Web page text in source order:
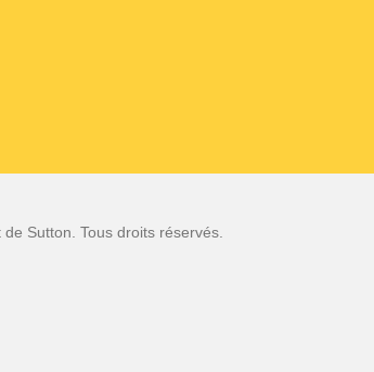
de Sutton. Tous droits réservés.